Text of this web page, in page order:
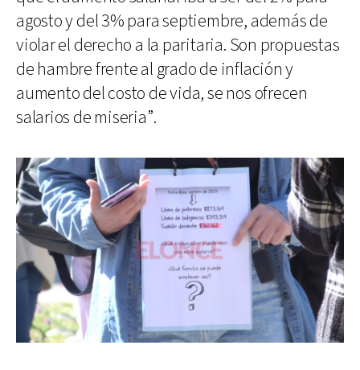
agosto y del 3% para septiembre, además de
violar el derecho a la paritaria. Son propuestas
de hambre frente al grado de inflación y
aumento del costo de vida, se nos ofrecen
salarios de miseria”.